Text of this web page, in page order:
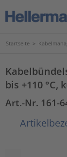
Startseite >
bis +110 °C,
Art.-Nr. 161-